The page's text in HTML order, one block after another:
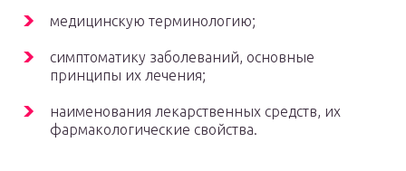
медицинскую терминологию;
симптоматику заболеваний, основные
принципы их лечения;
наименования лекарственных средств, их
фармакологические свойства.